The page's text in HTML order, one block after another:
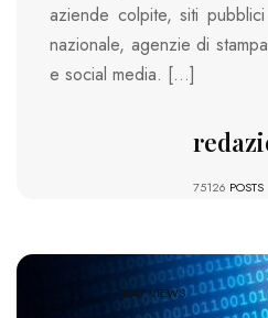
aziende colpite, siti
nazionale, agenzie di
e social media. […]
75126 POSTS
1047 VIEWS